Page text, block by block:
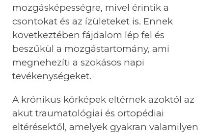
mozgásképességre, mivel érintik a
csontokat és az ízületeket is. Ennek
következtében fájdalom lép fel és
beszűkül a mozgástartomány, ami
megnehezíti a szokásos napi
tevékenységeket.
A krónikus kórképek eltérnek azoktól az
akut traumatológiai és ortopédiai
eltérésektől, amelyek gyakran valamilyen